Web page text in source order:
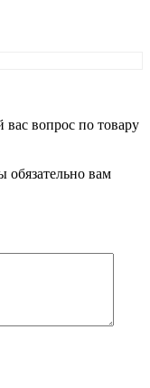
вопрос по товару
вам